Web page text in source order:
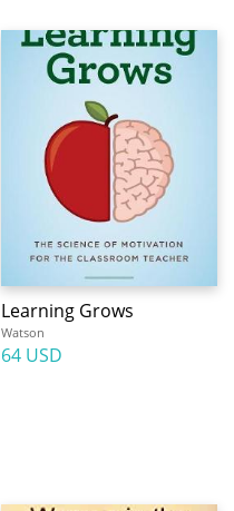
Learning Grows
Watson
64 USD